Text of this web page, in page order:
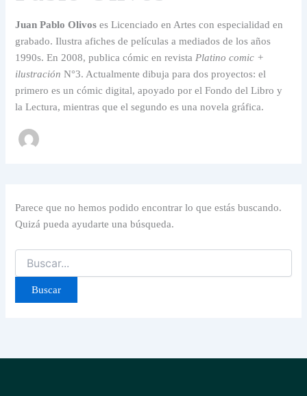
Juan Pablo Olivos es Licenciado en Artes con especialidad en
grabado. Ilustra afiches de películas a mediados de los años
1990s. En 2008, publica cómic en revista Platino comic +
ilustración N°3. Actualmente dibuja para dos proyectos: el
primero es un cómic digital, apoyado por el Fondo del Libro y
la Lectura, mientras que el segundo es una novela gráfica.
Parece que no hemos podido encontrar lo que estás buscando.
Quizá pueda ayudarte una búsqueda.